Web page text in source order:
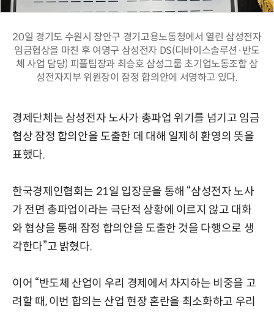
20일 경기도 수원시 장안구 경기고용노동청에서 열린 삼성전자
임금협상을 마친 후 여명구 삼성전자 DS(디바이스솔루션·반도
체 사업 담당) 피플팀장과 최승호 삼성그룹 초기업노동조합 삼
성전자지부 위원장이 잠정 합의안에 서명하고 있다.
경제단체는 삼성전자 노사가 총파업 위기를 넘기고 임금
협상 잠정 합의안을 도출한 데 대해 일제히 환영의 뜻을
표했다.
한국경제인협회는 21일 입장문을 통해 “삼성전자 노사
가 전면 총파업이라는 극단적 상황에 이르지 않고 대화
와 협상을 통해 잠정 합의안을 도출한 것을 다행으로 생
각한다”고 밝혔다.
이어 “반도체 산업이 우리 경제에서 차지하는 비중을 고
려할 때, 이번 합의는 산업 현장 혼란을 최소화하고 우리